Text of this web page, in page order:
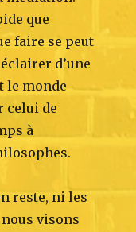
que
faire se peut
d’une
le monde
celui de
à
reste, ni les
visons